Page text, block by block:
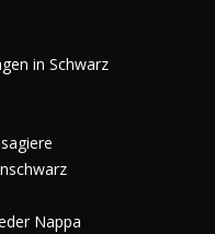
in Schwarz
Nappa